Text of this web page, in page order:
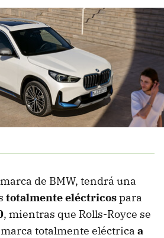
de BMW, tendrá una
totalmente eléctricospara
, mientras que Rolls-Royce se
totalmente eléctrica a